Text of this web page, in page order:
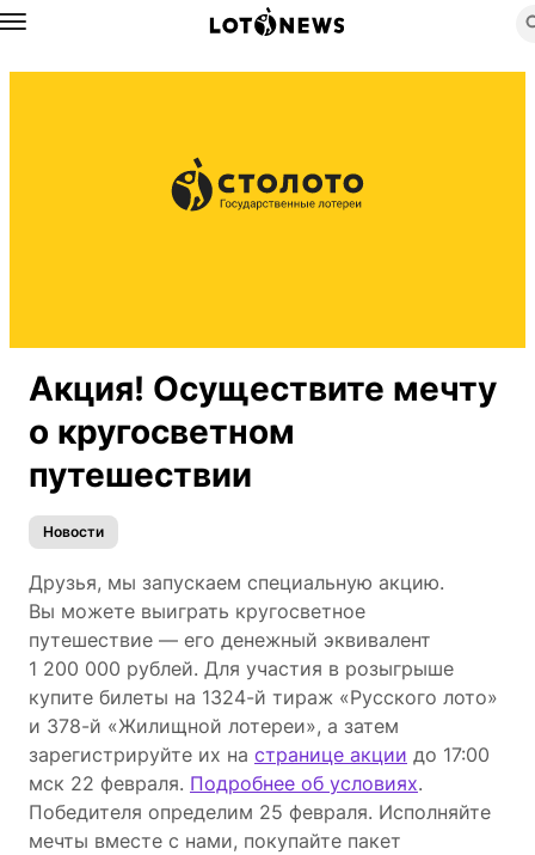
Назад
Акция! Осуществите мечту
о кругосветном
путешествии
Новости
Друзья, мы запускаем специальную акцию.
Вы можете выиграть кругосветное
путешествие — его денежный эквивалент
1 200 000 рублей. Для участия в розыгрыше
купите билеты на 1324-й тираж «Русского лото»
и 378-й «Жилищной лотереи», а затем
зарегистрируйте их на странице акции до 17:00
мск 22 февраля. Подробнее об условиях.
Победителя определим 25 февраля. Исполняйте
мечты вместе с нами, покупайте пакет